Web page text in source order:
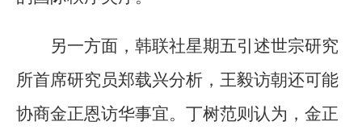
另一方面，韩联社星期五引述世宗研究
所首席研究员郑载兴分析，王毅访朝还可能
协商金正恩访华事宜。丁树范则认为，金正